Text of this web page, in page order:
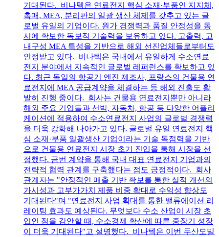
기대된다. 비나텍은 연료전지 핵심 소재·부품인 지지체,
촉매, MEA, 분리판의 일괄 생산 체제를 갖추고 있는 글
로벌 유일의 기업이다. 원가 경쟁력과 품질 안정성을 동
시에 확보한 독보적 기술력을 보유하고 있다. 고출력, 고
내구성 MEA 특성을 기반으로 해외 선진업체들로부터도
인정받고 있다. 비나텍은 국내에서 유일하게 수소연료
전지 분야에서 지속적인 글로벌 레퍼런스를 확보하고 있
다. 최근 독일의 항공기 엔진 제조사, 프랑스의 건물용 연
료전지에 MEA 공급계약을 체결하는 등 해외 진출도 활
발히 진행 중이다. 회사는 건물용 연료전지뿐만 아니라
해외 주요 기업들과 선박, 자동차, 항공 등 다양한 어플리
케이션에 적용하여 수소연료전지 사업의 글로벌 경쟁력
을 더욱 강화해 나아가고 있다. 글로벌 유일 연료전지 핵
심 소재·부품 일괄생산 기업이라는 기술 독점력을 기반
으로 건물용 연료전지 시장 초기 진입을 통해 시장을 선
점했다. 금번 계약을 통해 국내 대표 연료전지 기업과의
전략적 협력 관계를 구축했다는 점도 긍정적이다. 회사
관계자는 "안정적인 매출 기반 확보를 통한 실적 개선의
가시성과 고부가가치 제품 비중 확대로 수익성 향상도
기대된다"며 "연료전지 사업 확대를 통한 밸류에이션 리
레이팅 효과도 예상된다. 무엇보다 수소 산업이 시장 초
입인 점을 감안할 때, 수소경제 확산에 따른 중장기 성장
이 더욱 기대된다"고 설명했다. 비나텍은 이번 두산모빌